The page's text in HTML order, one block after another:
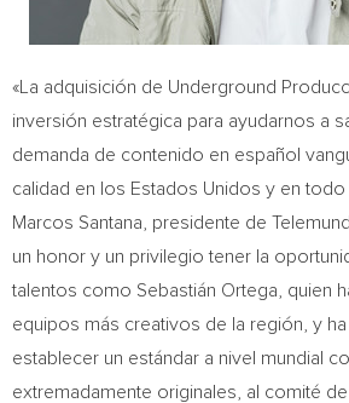
«La adquisición de Underground
inversión estratégica para ayudarnos a
demanda de contenido en español
calidad en los Estados Unidos y en todo
Marcos Santana , presidente de
un honor y un privilegio tener la
talentos como Sebastián Ortega, quien
equipos más creativos de la región, y
establecer un estándar a nivel mundial
extremadamente originales, al comité